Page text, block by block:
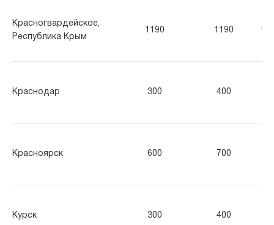
Красногвардейское,
Республика Крым
1190 1190
Краснодар 300 400
Красноярск 600 700
Курск 300 400